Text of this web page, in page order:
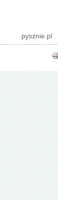
pysznie.pl